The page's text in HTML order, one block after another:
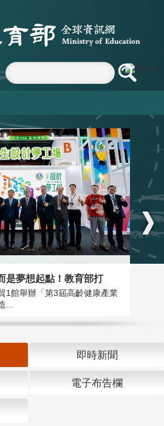
是夢想起點！教育部打
1館舉辦「第3屆高齡健康產業
...
即時新聞
電子布告欄